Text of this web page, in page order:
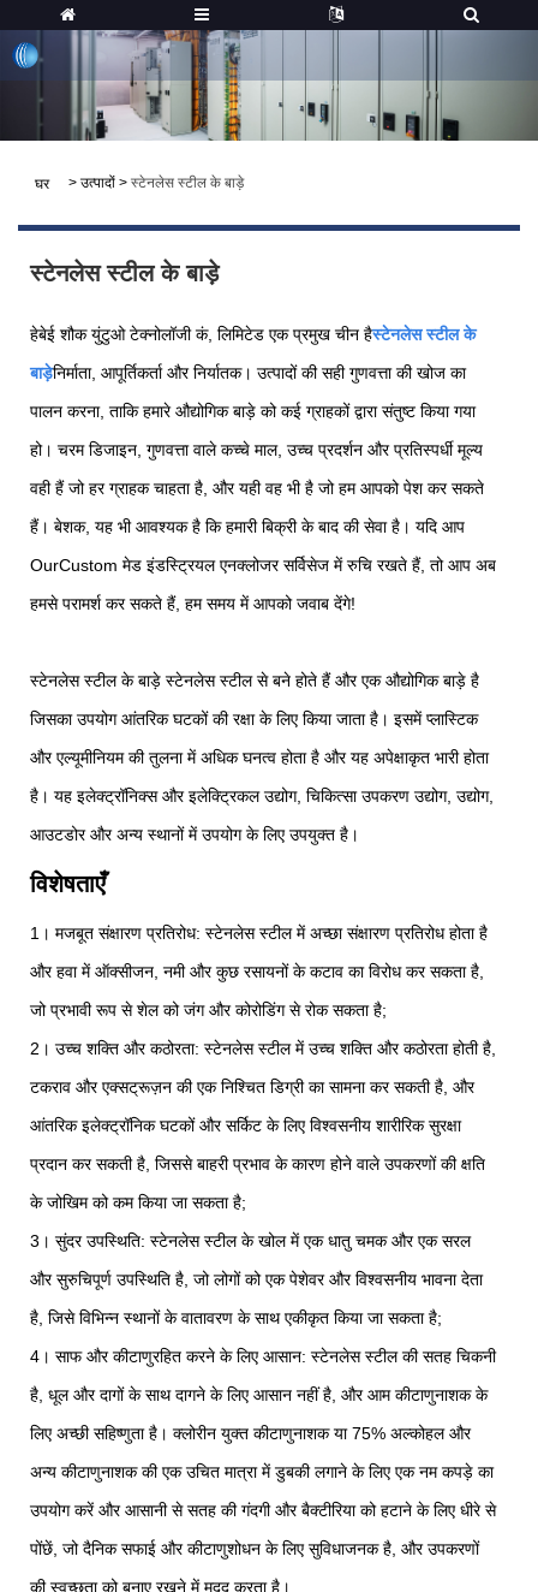
घर > उत्पादों > स्टेनलेस स्टील के बाड़े
स्टेनलेस स्टील के बाड़े
हेबेई शौक युंटुओ टेक्नोलॉजी कं, लिमिटेड एक प्रमुख चीन हैस्टेनलेस स्टील के
बाड़ेनिर्माता, आपूर्तिकर्ता और निर्यातक। उत्पादों की सही गुणवत्ता की खोज का
पालन करना, ताकि हमारे औद्योगिक बाड़े को कई ग्राहकों द्वारा संतुष्ट किया गया
हो। चरम डिजाइन, गुणवत्ता वाले कच्चे माल, उच्च प्रदर्शन और प्रतिस्पर्धी मूल्य
वही हैं जो हर ग्राहक चाहता है, और यही वह भी है जो हम आपको पेश कर सकते
हैं। बेशक, यह भी आवश्यक है कि हमारी बिक्री के बाद की सेवा है। यदि आप
OurCustom मेड इंडस्ट्रियल एनक्लोजर सर्विसेज में रुचि रखते हैं, तो आप अब
हमसे परामर्श कर सकते हैं, हम समय में आपको जवाब देंगे!
स्टेनलेस स्टील के बाड़े स्टेनलेस स्टील से बने होते हैं और एक औद्योगिक बाड़े है
जिसका उपयोग आंतरिक घटकों की रक्षा के लिए किया जाता है। इसमें प्लास्टिक
और एल्यूमीनियम की तुलना में अधिक घनत्व होता है और यह अपेक्षाकृत भारी होता
है। यह इलेक्ट्रॉनिक्स और इलेक्ट्रिकल उद्योग, चिकित्सा उपकरण उद्योग, उद्योग,
आउटडोर और अन्य स्थानों में उपयोग के लिए उपयुक्त है।
विशेषताएँ
1। मजबूत संक्षारण प्रतिरोध: स्टेनलेस स्टील में अच्छा संक्षारण प्रतिरोध होता है
और हवा में ऑक्सीजन, नमी और कुछ रसायनों के कटाव का विरोध कर सकता है,
जो प्रभावी रूप से शेल को जंग और कोरोडिंग से रोक सकता है;
2। उच्च शक्ति और कठोरता: स्टेनलेस स्टील में उच्च शक्ति और कठोरता होती है,
टकराव और एक्सट्रूज़न की एक निश्चित डिग्री का सामना कर सकती है, और
आंतरिक इलेक्ट्रॉनिक घटकों और सर्किट के लिए विश्वसनीय शारीरिक सुरक्षा
प्रदान कर सकती है, जिससे बाहरी प्रभाव के कारण होने वाले उपकरणों की क्षति
के जोखिम को कम किया जा सकता है;
3। सुंदर उपस्थिति: स्टेनलेस स्टील के खोल में एक धातु चमक और एक सरल
और सुरुचिपूर्ण उपस्थिति है, जो लोगों को एक पेशेवर और विश्वसनीय भावना देता
है, जिसे विभिन्न स्थानों के वातावरण के साथ एकीकृत किया जा सकता है;
4। साफ और कीटाणुरहित करने के लिए आसान: स्टेनलेस स्टील की सतह चिकनी
है, धूल और दागों के साथ दागने के लिए आसान नहीं है, और आम कीटाणुनाशक के
लिए अच्छी सहिष्णुता है। क्लोरीन युक्त कीटाणुनाशक या 75% अल्कोहल और
अन्य कीटाणुनाशक की एक उचित मात्रा में डुबकी लगाने के लिए एक नम कपड़े का
उपयोग करें और आसानी से सतह की गंदगी और बैक्टीरिया को हटाने के लिए धीरे से
पोंछें, जो दैनिक सफाई और कीटाणुशोधन के लिए सुविधाजनक है, और उपकरणों
की स्वच्छता को बनाए रखने में मदद करता है।